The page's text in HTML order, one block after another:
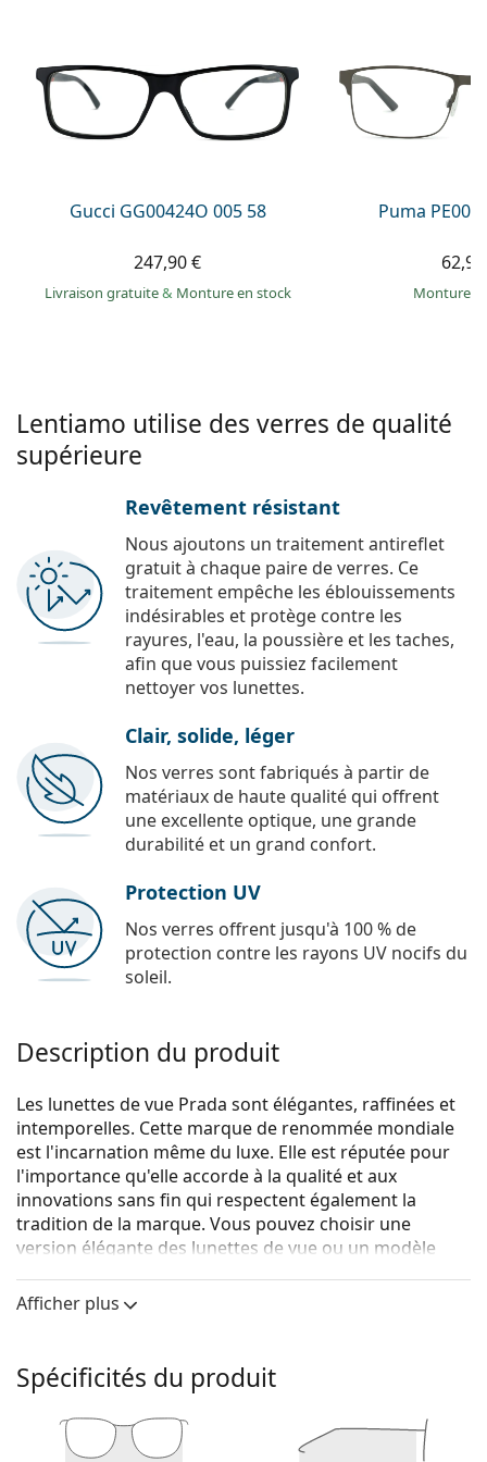
Prada
Toutes les marques
Gucci GG00424O 005 58
247,90 €
Livraison gratuite& Monture en stock
Puma
Monture
Lentiamo utilise des verres de qualité
supérieure
Revêtement résistant
Nous ajoutons un traitement antireflet
gratuit à chaque paire de verres. Ce
traitement empêche les éblouissements
indésirables et protège contre les
rayures, l'eau, la poussière et les taches,
afin que vous puissiez facilement
nettoyer vos lunettes.
Clair, solide, léger
Nos verres sont fabriqués à partir de
matériaux de haute qualité qui offrent
une excellente optique, une grande
durabilité et un grand confort.
Protection UV
Nos verres offrent jusqu'à 100 % de
protection contre les rayons UV nocifs du
soleil.
Description du produit
Les lunettes de vue Prada sont élégantes, raffinées et
intemporelles. Cette marque de renommée mondiale
est l'incarnation même du luxe. Elle est réputée pour
l'importance qu'elle accorde à la qualité et aux
innovations sans fin qui respectent également la
tradition de la marque. Vous pouvez choisir une
version élégante des lunettes de vue ou un modèle
rouge distinctive. Quel que soit le style que vous
choisissez, avec les lunettes de vue Prada, vous serez
Prada 0PR 01WV 01A1O1 54sont des lunettes pour
Voyez de quoi vous avez l'air avec ces lunettes grâce à
Afficher plus
Spécificités du produit